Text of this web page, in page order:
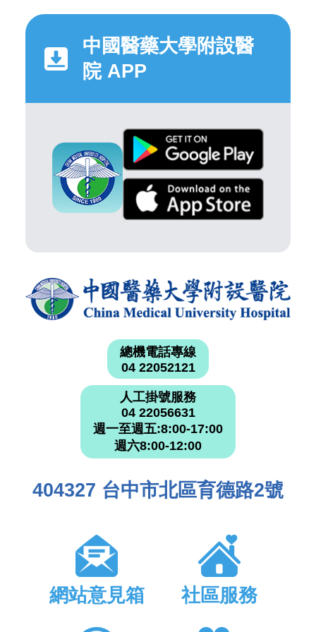
中國醫藥大學附設醫
院 APP
總機電話專線
04 22052121
人工掛號服務
04 22056631
週一至週五:8:00-17:00
週六8:00-12:00
404327 台中市北區育德路2號
網站意見箱 社區服務